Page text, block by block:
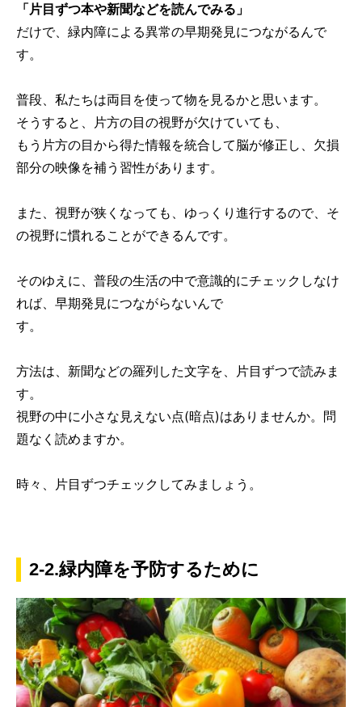
「片目ずつ本や新聞などを読んでみる」
だけで、緑内障による異常の早期発見につながるんで
す。
普段、私たちは両目を使って物を見るかと思います。
そうすると、片方の目の視野が欠けていても、
もう片方の目から得た情報を統合して脳が修正し、欠損
部分の映像を補う習性があります。
また、視野が狭くなっても、ゆっくり進行するので、そ
の視野に慣れることができるんです。
そのゆえに、普段の生活の中で意識的にチェックしなけ
れば、早期発見につながらないんで
す。
方法は、新聞などの羅列した文字を、片目ずつで読みま
す。
視野の中に小さな見えない点(暗点)はありませんか。問
題なく読めますか。
時々、片目ずつチェックしてみましょう。
2-2.緑内障を予防するために